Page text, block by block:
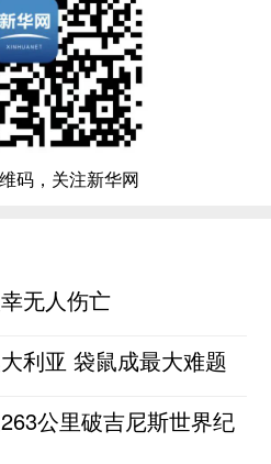
码，关注新华网
无人伤亡
利亚 袋鼠成最大难题
公里破吉尼斯世界纪